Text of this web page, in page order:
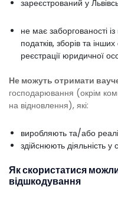
зареєстрований у
не має заборгованості
податків, зборів та
реєстрації юридичної
Не можуть отримати
господарювання (окрім
на відновлення), які:
виробляють та/або
здійснюють діяльність у
Як скористатися
відшкодування